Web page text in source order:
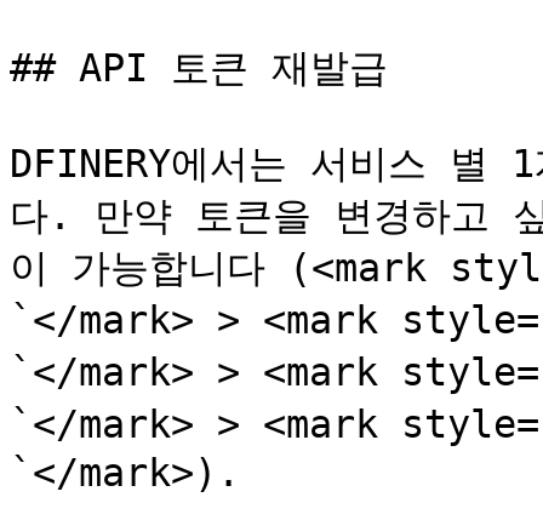
## API 토큰 재발급
DFINERY에서는 서비스 별
다. 만약 토큰을 변경하고
이 가능합니다 (<mark
`</mark> > <mark
`</mark> > <mark
`</mark> > <mark
`</mark>).